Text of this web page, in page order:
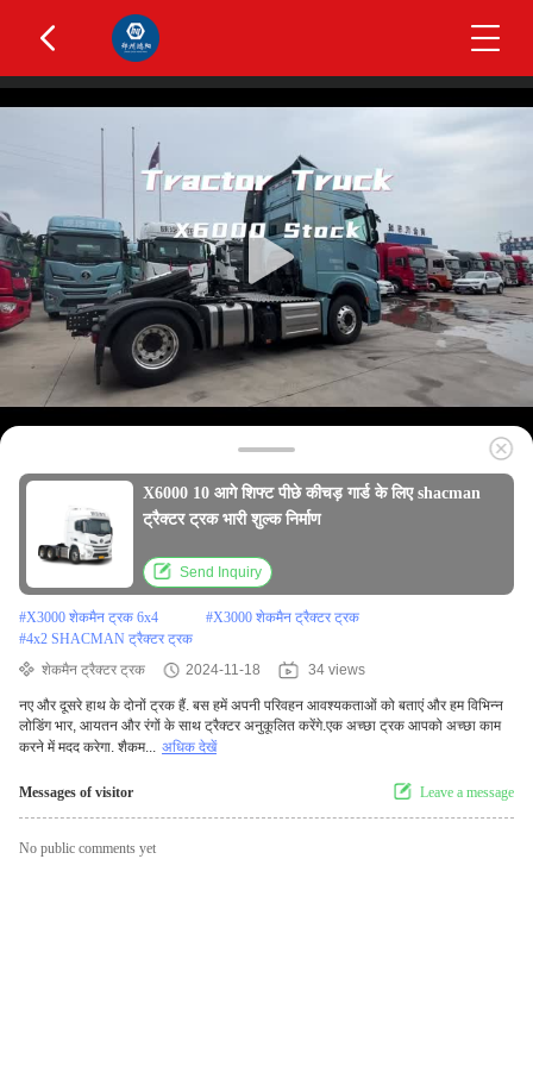
X6000 10 आगे शिफ्ट पीछे कीचड़ गार्ड के लिए shacman
ट्रैक्टर ट्रक भारी शुल्क निर्माण
Send Inquiry
#X3000 शेकमैन ट्रक 6x4 #X3000 शेकमैन ट्रैक्टर ट्रक
#4x2 SHACMAN ट्रैक्टर ट्रक
शेकमैन ट्रैक्टर ट्रक
2024-11-18 34 views
नए और दूसरे हाथ के दोनों ट्रक हैं. बस हमें अपनी परिवहन आवश्यकताओं को बताएं और हम विभिन्न
लोडिंग भार, आयतन और रंगों के साथ ट्रैक्टर अनुकूलित करेंगे.एक अच्छा ट्रक आपको अच्छा काम
करने में मदद करेगा. शैकम... अधिक देखें
Messages of visitor Leave a message
No public comments yet